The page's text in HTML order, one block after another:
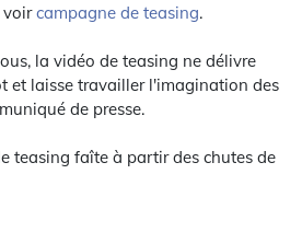
voircampagne de teasing.
la vidéo de teasing ne délivre
et laisse travailler l'imagination des
de presse.
teasing faîte à partir des chutes de